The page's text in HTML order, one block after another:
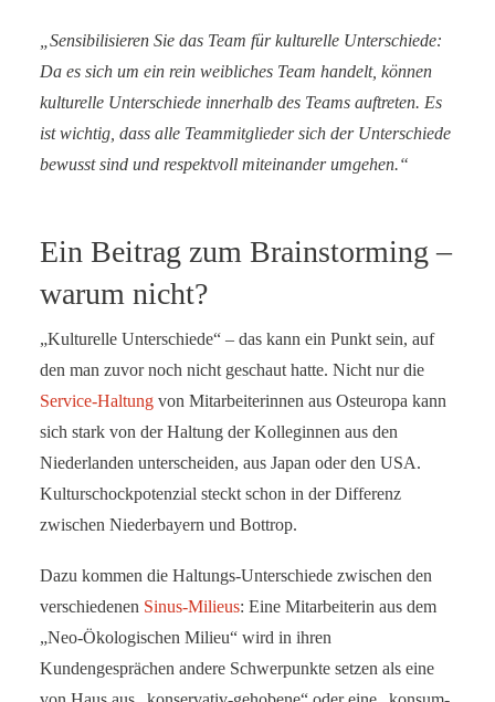
„Sensibilisieren Sie das Team für kulturelle Unterschiede:
Da es sich um ein rein weibliches Team handelt, können
kulturelle Unterschiede innerhalb des Teams auftreten. Es
ist wichtig, dass alle Teammitglieder sich der Unterschiede
bewusst sind und respektvoll miteinander umgehen.“
Ein Beitrag zum Brainstorming –
warum nicht?
„Kulturelle Unterschiede“ – das kann ein Punkt sein, auf
den man zuvor noch nicht geschaut hatte. Nicht nur die
Service-Haltung von Mitarbeiterinnen aus Osteuropa kann
sich stark von der Haltung der Kolleginnen aus den
Niederlanden unterscheiden, aus Japan oder den USA.
Kulturschockpotenzial steckt schon in der Differenz
zwischen Niederbayern und Bottrop.
Dazu kommen die Haltungs-Unterschiede zwischen den
verschiedenen Sinus-Milieus: Eine Mitarbeiterin aus dem
„Neo-Ökologischen Milieu“ wird in ihren
Kundengesprächen andere Schwerpunkte setzen als eine